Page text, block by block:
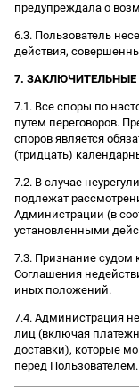
предупреждала о
6.3. Пользователь
действия,
7.
7.1. Все споры по
путем переговоров.
споров является
(тридцать)
7.2. В случае
подлежат
Администрации (в
установленными
7.3. Признание судом
Соглашения
иных положений.
7.4. Администрация не
лиц (включая
доставки), которые
перед Пользователем.